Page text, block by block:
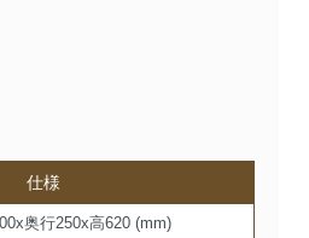
仕様
奥行250x高620 (mm)